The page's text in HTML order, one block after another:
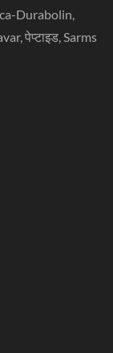
Durabolin,
पेप्टाइड, Sarms